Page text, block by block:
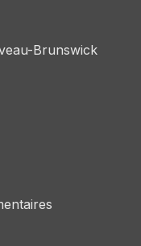
Brunswick